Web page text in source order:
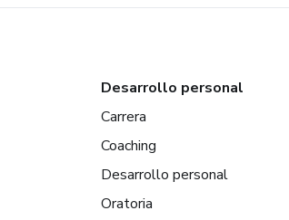
Desarrollo personal
Carrera
Coaching
Desarrollo personal
Oratoria